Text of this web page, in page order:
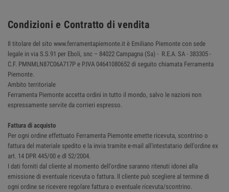
Condizioni e Contratto di vendita
Il titolare del sito www.ferramentapiemonte.it è Emiliano Piemonte con sede
legale in via S.S.91 per Eboli, snc – 84022 Campagna (Sa) - R.E.A. SA - 383305 -
C.F. PMNMLN87C06A717P e P.IVA 04641080652 di seguito chiamata Ferramenta
Piemonte.
Ambito territoriale
Ferramenta Piemonte accetta ordini in tutto il mondo, salvo le nazioni non
espressamente servite da corrieri espresso.
Fattura di acquisto
Per ogni ordine effettuato Ferramenta Piemonte emette ricevuta, scontrino o
fattura del materiale spedito e la invia tramite e-mail all'intestatario dell'ordine ex
art. 14 DPR 445/00 e dl 52/2004.
I dati forniti dal cliente al momento dell'ordine saranno ritenuti idonei alla
emissione di eventuale ricevuta o fattura. Il cliente può scegliere al termine di
ogni ordine se ricevere regolare fattura o eventuale ricevuta/scontrino.